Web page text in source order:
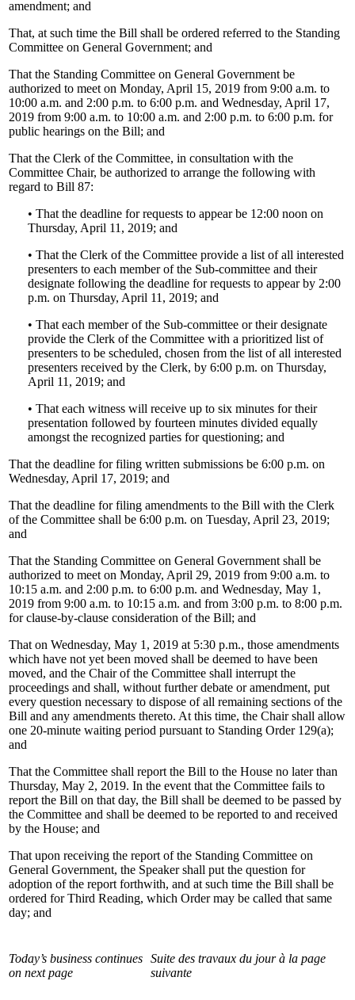
amendment; and
That, at such time the Bill shall be ordered referred to the Standing
Committee on General Government; and
That the Standing Committee on General Government be
authorized to meet on Monday, April 15, 2019 from 9:00 a.m. to
10:00 a.m. and 2:00 p.m. to 6:00 p.m. and Wednesday, April 17,
2019 from 9:00 a.m. to 10:00 a.m. and 2:00 p.m. to 6:00 p.m. for
public hearings on the Bill; and
That the Clerk of the Committee, in consultation with the
Committee Chair, be authorized to arrange the following with
regard to Bill 87:
• That the deadline for requests to appear be 12:00 noon on
Thursday, April 11, 2019; and
• That the Clerk of the Committee provide a list of all interested
presenters to each member of the Sub-committee and their
designate following the deadline for requests to appear by 2:00
p.m. on Thursday, April 11, 2019; and
• That each member of the Sub-committee or their designate
provide the Clerk of the Committee with a prioritized list of
presenters to be scheduled, chosen from the list of all interested
presenters received by the Clerk, by 6:00 p.m. on Thursday,
April 11, 2019; and
• That each witness will receive up to six minutes for their
presentation followed by fourteen minutes divided equally
amongst the recognized parties for questioning; and
That the deadline for filing written submissions be 6:00 p.m. on
Wednesday, April 17, 2019; and
That the deadline for filing amendments to the Bill with the Clerk
of the Committee shall be 6:00 p.m. on Tuesday, April 23, 2019;
and
That the Standing Committee on General Government shall be
authorized to meet on Monday, April 29, 2019 from 9:00 a.m. to
10:15 a.m. and 2:00 p.m. to 6:00 p.m. and Wednesday, May 1,
2019 from 9:00 a.m. to 10:15 a.m. and from 3:00 p.m. to 8:00 p.m.
for clause-by-clause consideration of the Bill; and
That on Wednesday, May 1, 2019 at 5:30 p.m., those amendments
which have not yet been moved shall be deemed to have been
moved, and the Chair of the Committee shall interrupt the
proceedings and shall, without further debate or amendment, put
every question necessary to dispose of all remaining sections of the
Bill and any amendments thereto. At this time, the Chair shall allow
one 20-minute waiting period pursuant to Standing Order 129(a);
and
That the Committee shall report the Bill to the House no later than
Thursday, May 2, 2019. In the event that the Committee fails to
report the Bill on that day, the Bill shall be deemed to be passed by
the Committee and shall be deemed to be reported to and received
by the House; and
That upon receiving the report of the Standing Committee on
General Government, the Speaker shall put the question for
adoption of the report forthwith, and at such time the Bill shall be
ordered for Third Reading, which Order may be called that same
day; and
Today’s business continues
on next page
Suite des travaux du jour à la page
suivante